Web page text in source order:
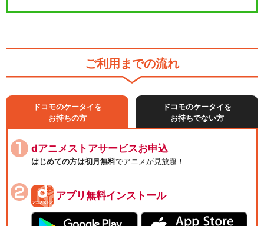
ご利用までの流れ
ドコモのケータイを
お持ちの方
ドコモのケータイを
お持ちでない方
dアニメストアサービスお申込
はじめての方は初月無料でアニメが見放題！
アプリ無料インストール